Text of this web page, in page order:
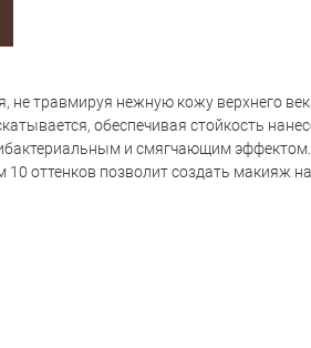
не травмируя нежную кожу верхнего
обеспечивая стойкость
и смягчающим
оттенков позволит создать макияж